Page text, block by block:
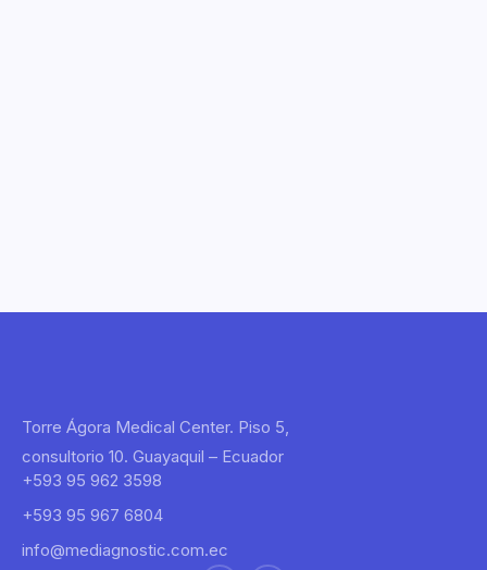
Torre Ágora Medical Center. Piso 5,
consultorio 10. Guayaquil – Ecuador
‪+593 95 962 3598
‪+593 95 967 6804
info@mediagnostic.com.ec